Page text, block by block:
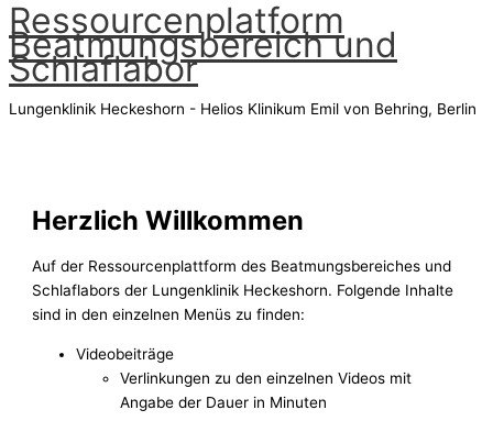
Zum
Inhalt
springen
Ressourcenplatform
Beatmungsbereich und
Schlaflabor
Lungenklinik Heckeshorn - Helios Klinikum Emil von Behring, Berlin
Herzlich Willkommen
Auf der Ressourcenplattform des Beatmungsbereiches und
Schlaflabors der Lungenklinik Heckeshorn. Folgende Inhalte
sind in den einzelnen Menüs zu finden:
Videobeiträge
Verlinkungen zu den einzelnen Videos mit
Angabe der Dauer in Minuten